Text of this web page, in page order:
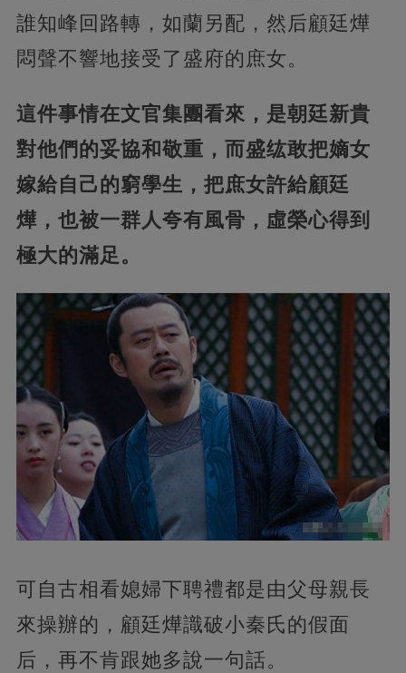
誰知峰回路轉，如蘭另配，然后顧廷燁
悶聲不響地接受了盛府的庶女。
這件事情在文官集團看來，是朝廷新貴
對他們的妥協和敬重，而盛纮敢把嫡女
嫁給自己的窮學生，把庶女許給顧廷
燁，也被一群人夸有風骨，虛榮心得到
極大的滿足。
可自古相看媳婦下聘禮都是由父母親長
來操辦的，顧廷燁識破小秦氏的假面
后，再不肯跟她多說一句話。